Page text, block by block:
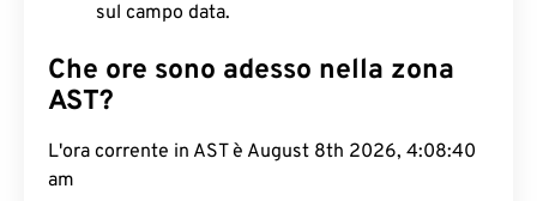
sul campo data.
Che ore sono adesso nella zona
AST?
L'ora corrente in AST è August 8th 2026, 4:08:41
am